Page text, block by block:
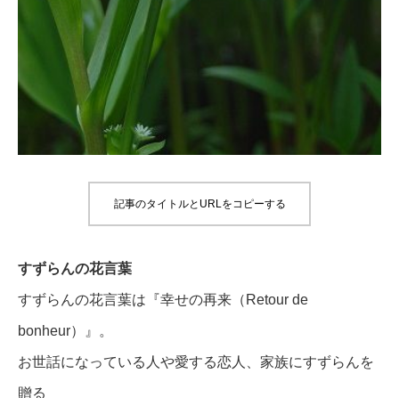
記事のタイトルとURLをコピーする
すずらんの花言葉
すずらんの花言葉は『幸せの再来（Retour de
bonheur）』。
お世話になっている人や愛する恋人、家族にすずらんを
贈る